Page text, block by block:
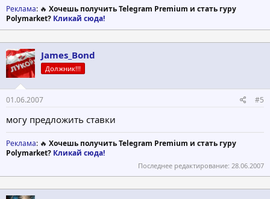
Реклама: 🔥 Хочешь получить Telegram Premium и стать гуру
Polymarket? Кликай сюда!
James_Bond
Должник!!!
01.06.2007 #5
могу предложить ставки
Реклама: 🔥 Хочешь получить Telegram Premium и стать гуру
Polymarket? Кликай сюда!
Последнее редактирование: 28.06.2007